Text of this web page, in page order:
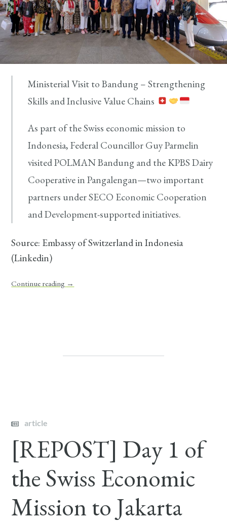
Ministerial Visit to Bandung – Strengthening
Skills and Inclusive Value Chains
As part of the Swiss economic mission to
Indonesia, Federal Councillor Guy Parmelin
visited POLMAN Bandung and the KPBS Dairy
Cooperative in Pangalengan—two important
partners under SECO Economic Cooperation
and Development-supported initiatives.
Source: Embassy of Switzerland in Indonesia
(Linkedin)
Continue reading →
article
[REPOST] Day 1 of
the Swiss Economic
Mission to Jakarta